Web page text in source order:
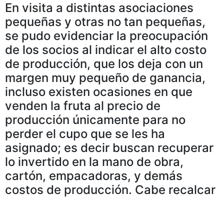
En visita a distintas asociaciones
pequeñas y otras no tan pequeñas,
se pudo evidenciar la preocupación
de los socios al indicar el alto costo
de producción, que los deja con un
margen muy pequeño de ganancia,
incluso existen ocasiones en que
venden la fruta al precio de
producción únicamente para no
perder el cupo que se les ha
asignado; es decir buscan recuperar
lo invertido en la mano de obra,
cartón, empacadoras, y demás
costos de producción. Cabe recalcar